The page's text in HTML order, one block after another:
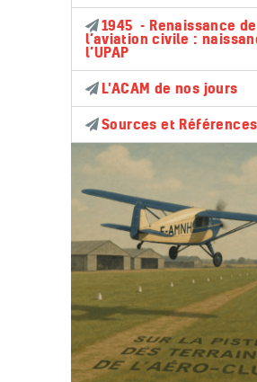
1945 - Renaissance de
l’aviation civile :
l’UPAP
L'ACAM de nos jours
Sources et Références